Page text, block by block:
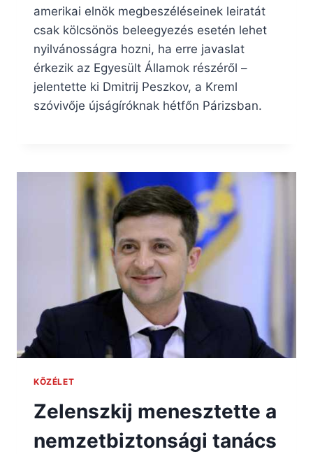
amerikai elnök megbeszéléseinek leiratát
csak kölcsönös beleegyezés esetén lehet
nyilvánosságra hozni, ha erre javaslat
érkezik az Egyesült Államok részéről –
jelentette ki Dmitrij Peszkov, a Kreml
szóvivője újságíróknak hétfőn Párizsban.
KÖZÉLET
Zelenszkij menesztette a
nemzetbiztonsági tanács